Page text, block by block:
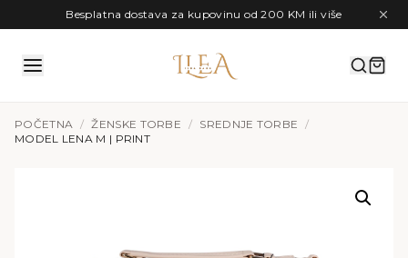
Preskoči na sadržajBesplatna dostava za kupovinu od 200 KM ili više
POČETNA / ŽENSKE TORBE / SREDNJE TORBE
/
MODEL LENA M | PRINT